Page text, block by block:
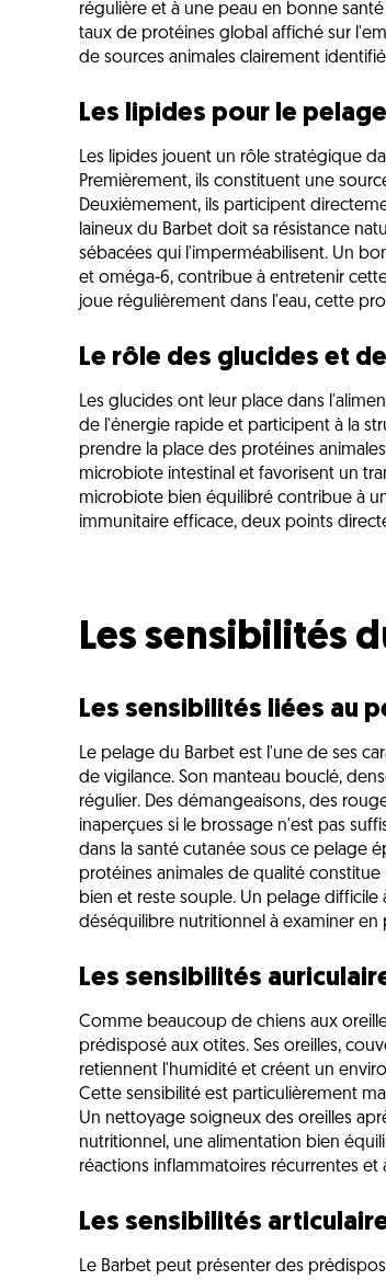
régulière et à une peau en bonne
taux de protéines global affiché sur
de sources animales clairement
Les lipides pour le
Les lipides jouent un rôle stratégique
Premièrement, ils constituent une
Deuxièmement, ils participent
laineux du Barbet doit sa résistance
sébacées qui l'imperméabilisent. Un
et oméga-6, contribue à entretenir
joue régulièrement dans l'eau, cette
Le rôle des glucides et
Les glucides ont leur place dans
de l'énergie rapide et participent à la
prendre la place des protéines
microbiote intestinal et favorisent un
microbiote bien équilibré contribue à
immunitaire efficace, deux points
Les sensibilités
Les sensibilités liées au
Le pelage du Barbet est l'une de ses
de vigilance. Son manteau bouclé,
régulier. Des démangeaisons, des
inaperçues si le brossage n'est pas
dans la santé cutanée sous ce pelage
protéines animales de qualité
bien et reste souple. Un pelage
déséquilibre nutritionnel à examiner en
Les sensibilités
Comme beaucoup de chiens aux
prédisposé aux otites. Ses oreilles,
retiennent l'humidité et créent un
Cette sensibilité est particulièrement
Un nettoyage soigneux des oreilles
nutritionnel, une alimentation bien
réactions inflammatoires récurrentes et
Les sensibilités
Le Barbet peut présenter des